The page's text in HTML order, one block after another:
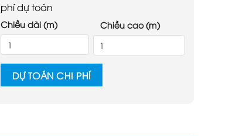
phí dự toán
Chiều dài (m) Chiều cao (m)
DỰ TOÁN CHI PHÍ